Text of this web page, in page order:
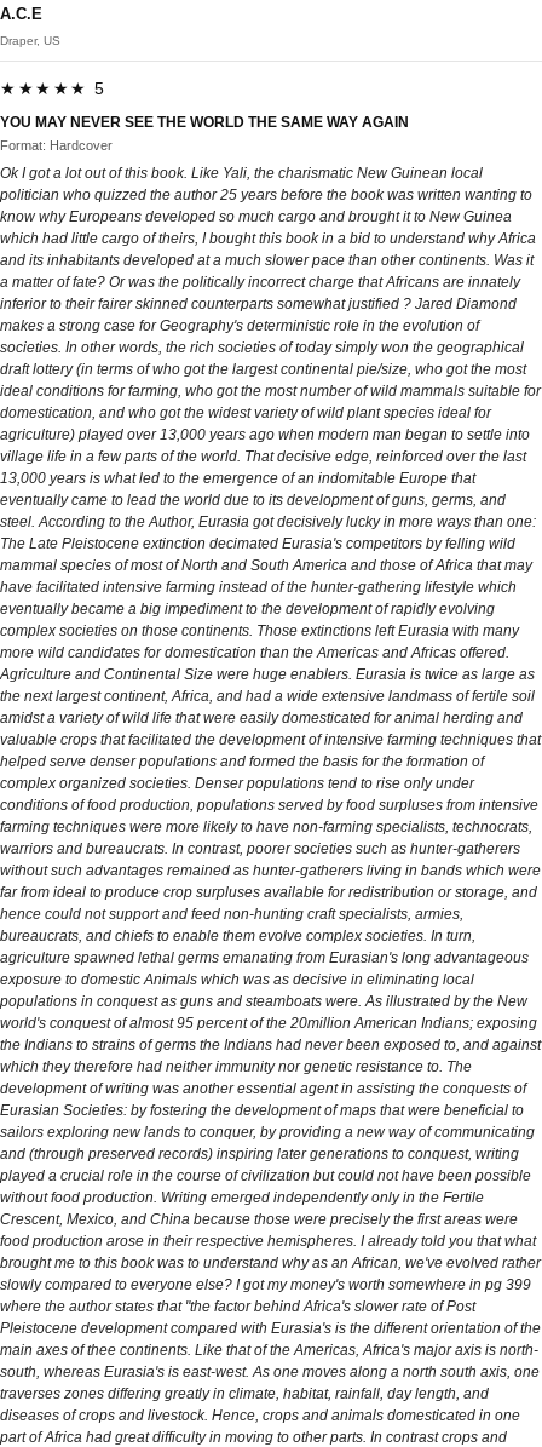
A.C.E
Draper, US
★★★★★ 5
YOU MAY NEVER SEE THE WORLD THE SAME WAY AGAIN
Format: Hardcover
Ok I got a lot out of this book. Like Yali, the charismatic New Guinean local
politician who quizzed the author 25 years before the book was written wanting to
know why Europeans developed so much cargo and brought it to New Guinea
which had little cargo of theirs, I bought this book in a bid to understand why Africa
and its inhabitants developed at a much slower pace than other continents. Was it
a matter of fate? Or was the politically incorrect charge that Africans are innately
inferior to their fairer skinned counterparts somewhat justified ? Jared Diamond
makes a strong case for Geography's deterministic role in the evolution of
societies. In other words, the rich societies of today simply won the geographical
draft lottery (in terms of who got the largest continental pie/size, who got the most
ideal conditions for farming, who got the most number of wild mammals suitable for
domestication, and who got the widest variety of wild plant species ideal for
agriculture) played over 13,000 years ago when modern man began to settle into
village life in a few parts of the world. That decisive edge, reinforced over the last
13,000 years is what led to the emergence of an indomitable Europe that
eventually came to lead the world due to its development of guns, germs, and
steel. According to the Author, Eurasia got decisively lucky in more ways than one:
The Late Pleistocene extinction decimated Eurasia's competitors by felling wild
mammal species of most of North and South America and those of Africa that may
have facilitated intensive farming instead of the hunter-gathering lifestyle which
eventually became a big impediment to the development of rapidly evolving
complex societies on those continents. Those extinctions left Eurasia with many
more wild candidates for domestication than the Americas and Africas offered.
Agriculture and Continental Size were huge enablers. Eurasia is twice as large as
the next largest continent, Africa, and had a wide extensive landmass of fertile soil
amidst a variety of wild life that were easily domesticated for animal herding and
valuable crops that facilitated the development of intensive farming techniques that
helped serve denser populations and formed the basis for the formation of
complex organized societies. Denser populations tend to rise only under
conditions of food production, populations served by food surpluses from intensive
farming techniques were more likely to have non-farming specialists, technocrats,
warriors and bureaucrats. In contrast, poorer societies such as hunter-gatherers
without such advantages remained as hunter-gatherers living in bands which were
far from ideal to produce crop surpluses available for redistribution or storage, and
hence could not support and feed non-hunting craft specialists, armies,
bureaucrats, and chiefs to enable them evolve complex societies. In turn,
agriculture spawned lethal germs emanating from Eurasian's long advantageous
exposure to domestic Animals which was as decisive in eliminating local
populations in conquest as guns and steamboats were. As illustrated by the New
world's conquest of almost 95 percent of the 20million American Indians; exposing
the Indians to strains of germs the Indians had never been exposed to, and against
which they therefore had neither immunity nor genetic resistance to. The
development of writing was another essential agent in assisting the conquests of
Eurasian Societies: by fostering the development of maps that were beneficial to
sailors exploring new lands to conquer, by providing a new way of communicating
and (through preserved records) inspiring later generations to conquest, writing
played a crucial role in the course of civilization but could not have been possible
without food production. Writing emerged independently only in the Fertile
Crescent, Mexico, and China because those were precisely the first areas were
food production arose in their respective hemispheres. I already told you that what
brought me to this book was to understand why as an African, we've evolved rather
slowly compared to everyone else? I got my money's worth somewhere in pg 399
where the author states that "the factor behind Africa's slower rate of Post
Pleistocene development compared with Eurasia's is the different orientation of the
main axes of thee continents. Like that of the Americas, Africa's major axis is north-
south, whereas Eurasia's is east-west. As one moves along a north south axis, one
traverses zones differing greatly in climate, habitat, rainfall, day length, and
diseases of crops and livestock. Hence, crops and animals domesticated in one
part of Africa had great difficulty in moving to other parts. In contrast crops and